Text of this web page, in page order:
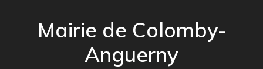
Mairie de Colomby-
Anguerny